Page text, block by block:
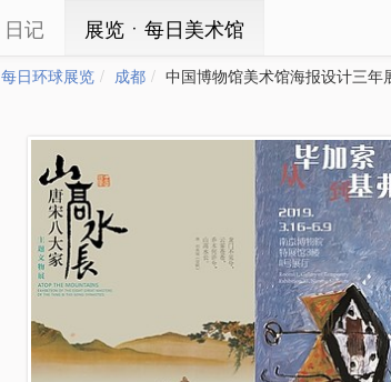
日记 展览ㆍ每日美术馆
每日环球展览 成都 中国博物馆美术馆海报设计三年